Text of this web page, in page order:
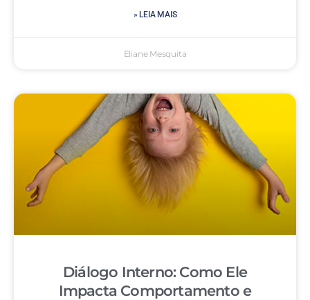
» LEIA MAIS
Eliane Mesquita
Diálogo Interno: Como Ele
Impacta Comportamento e